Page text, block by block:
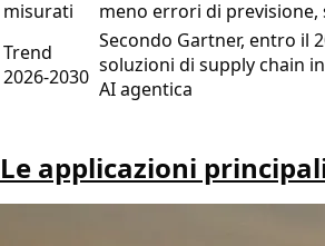
misurati
meno errori di previsione,
Trend
2026-2030
Secondo Gartner, entro il
soluzioni di supply chain
AI agentica
Le applicazioni